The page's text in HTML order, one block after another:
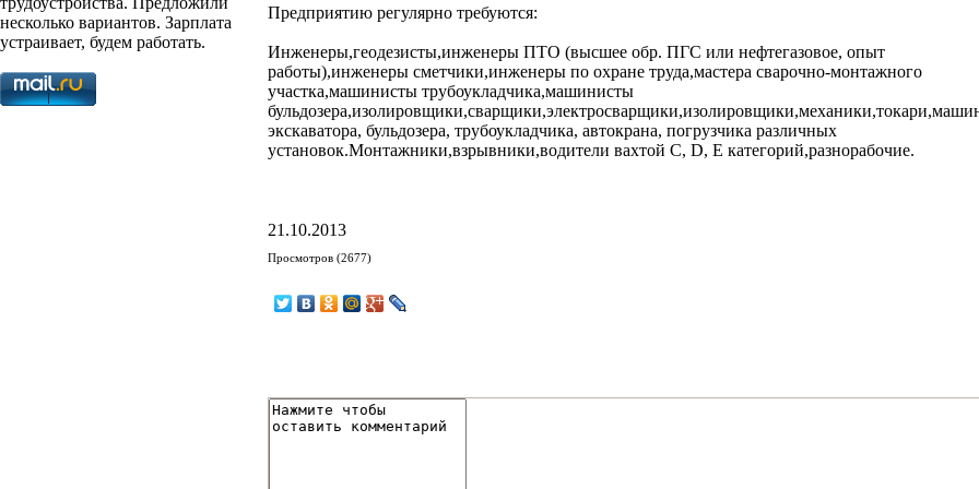
несколько вариантов. Зарплата
устраивает, будем работать.
Предприятию регулярно требуются:
Инженеры,геодезисты,инженеры ПТО (высшее обр. ПГС или нефтегазовое, опыт
работы),инженеры сметчики,инженеры по охране труда,мастера сварочно-монтажного
участка,машинисты трубоукладчика,машинисты
экскаватора, бульдозера, трубоукладчика, автокрана, погрузчика различных
установок.Монтажники,взрывники,водители вахтой С, D, E категорий,разнорабочие.
21.10.2013
Просмотров (2677)